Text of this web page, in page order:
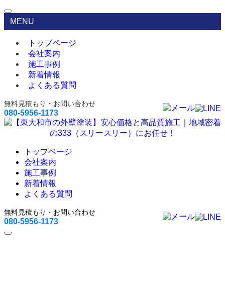
MENU
トップページ
会社案内
施工事例
新着情報
よくある質問
無料見積もり・お問い合わせ
080-5956-1173
トップページ
会社案内
施工事例
新着情報
よくある質問
無料見積もり・お問い合わせ
080-5956-1173